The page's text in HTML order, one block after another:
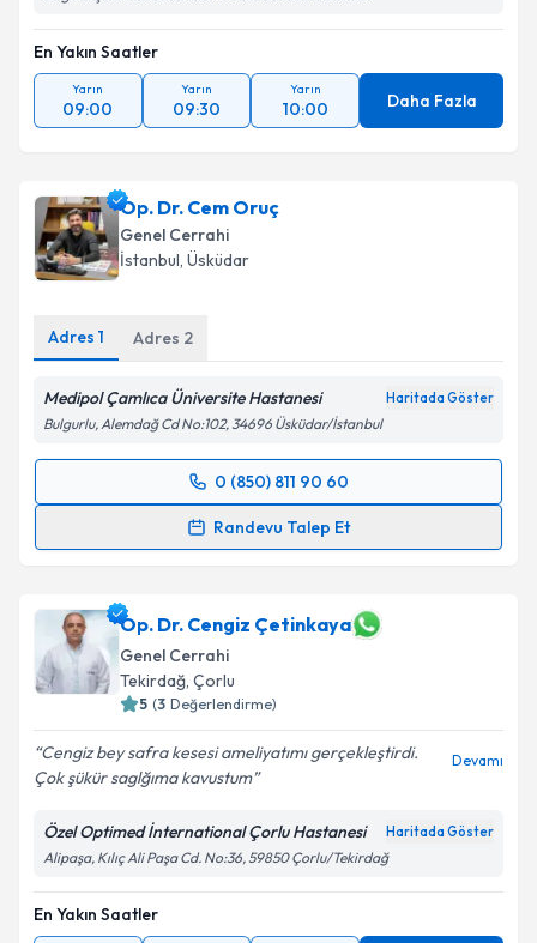
En Yakın Saatler
Yarın
09:00
Yarın
09:30
Yarın
10:00 Daha Fazla
Op. Dr. Cem Oruç
Genel Cerrahi
İstanbul, Üsküdar
Adres 1 Adres 2
Medipol Çamlıca Üniversite Hastanesi Haritada Göster
Bulgurlu, Alemdağ Cd No:102, 34696 Üsküdar/İstanbul
0 (850) 811 90 60
Randevu Talep Et
Randevu Takvimi Talebi
takvim hazırlandığında e-posta ile bilgilendireceğiz.
E-posta Adresiniz
Kişisel verilerimin işlenmesine ilişkin
kapsamda işlenmesini kabul ediyorum.
Op. Dr. Cengiz Çetinkaya
Genel Cerrahi
Tekirdağ, Çorlu
5 (3 Değerlendirme)
Cengiz bey safra kesesi ameliyatımı gerçekleştirdi.
Çok şükür saglğıma kavustum
Devamı
Özel Optimed İnternational Çorlu Hastanesi Haritada Göster
Alipaşa, Kılıç Ali Paşa Cd. No:36, 59850 Çorlu/Tekirdağ
En Yakın Saatler